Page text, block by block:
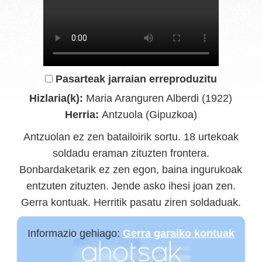
Pasarteak jarraian erreproduzitu
Hizlaria(k): Maria Aranguren Alberdi (1922)
Herria: Antzuola (Gipuzkoa)
Antzuolan ez zen batailoirik sortu. 18 urtekoak
soldadu eraman zituzten frontera.
Bonbardaketarik ez zen egon, baina ingurukoak
entzuten zituzten. Jende asko ihesi joan zen.
Gerra kontuak. Herritik pasatu ziren soldaduak.
Informazio gehiago: Gerra garaiko kontuak